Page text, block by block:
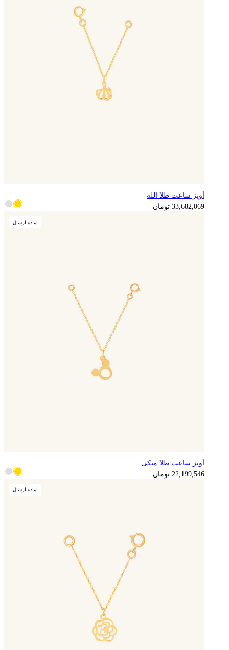
8,420,517 تومانآویز ساعت طلا الله
33,682,069 تومان
آماده ارسال
5,549,887 تومان
آویز ساعت طلا میکی
22,199,546 تومان
آماده ارسال